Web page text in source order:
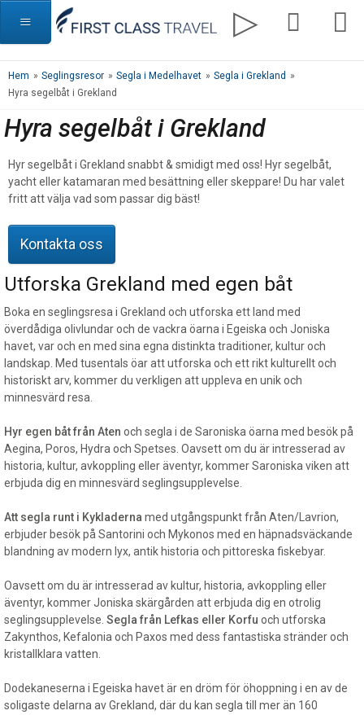
Hem » Seglingsresor » Segla i Medelhavet » Segla i Grekland »
Hyra segelbåt i Grekland
Hyra segelbåt i Grekland
Hyr segelbåt i Grekland snabbt & smidigt med oss! Hyr segelbåt,
yacht eller katamaran med besättning eller skeppare! Du har valet
fritt att välja vad som passar dig bäst!
Kontakta oss
Utforska Grekland med egen båt
Boka en seglingsresa i Grekland och utforska ett land med
överdådiga olivlundar och de vackra öarna i Egeiska och Joniska
havet, var och en med sina egna distinkta traditioner, kultur och
landskap. Med tusentals öar att utforska och ett rikt kulturellt och
historiskt arv, kommer du verkligen att uppleva en unik och
minnesvärd resa.
Hyr egen båt från Aten och segla i de Saroniska öarna med besök på
Aegina, Poros, Hydra och Spetses. Oavsett om du är intresserad av
historia, kultur, avkoppling eller äventyr, kommer Saroniska viken att
erbjuda dig en minnesvärd seglingsupplevelse.
Att segla runt i Kykladerna med utgångspunkt från Aten/Lavrion,
erbjuder besök på Santorini och Mykonos med en häpnadsväckande
blandning av modern lyx, antik historia och pittoreska fiskebyar.
Oavsett om du är intresserad av kultur, historia, avkoppling eller
äventyr, kommer Joniska skärgården att erbjuda dig en otrolig
seglingsupplevelse. Segla från Lefkas eller Korfu och utforska
Zakynthos, Kefalonia och Paxos med dess fantastiska stränder och
kristallklara vatten.
Dodekaneserna i Egeiska havet är en dröm för öhoppning i en av de
soligaste delarna av Grekland, där du kan segla till mer än 160